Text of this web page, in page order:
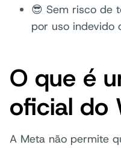
😎 Sem risco de
por uso indevido
O que é
oficial do
A Meta não permite